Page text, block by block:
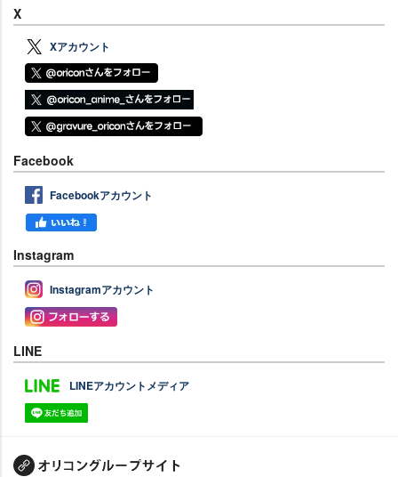
X
Xアカウント
Facebook
Facebookアカウント
Instagram
Instagramアカウント
LINE
LINEアカウントメディア